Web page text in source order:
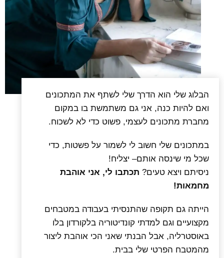
הבלוג שלי הוא הדרך שלי לשתף את המתכונים
ואם להיות כנה, אני גם משתמשת בו במקום
מחברת מתכונים לעצמי, פשוט כדי לא לשכוח.
במתכונים שלי חשוב לי לשמור על פשטות, כדי
שכל מי שינסה אותם– יצליח!
ניסיתם ויצא טעים? תכתבו לי, אני אוהבת
מחמאות!
הייתה גם תקופה שהתנסיתי בעבודה במטבחים
מקצועיים וגם למדתי קונדיטוריה בלקורדון בלו
באוסטרליה, אבל הבנתי שאני הכי אוהבת ליצור
מהמטבח הפרטי שלי בבית.